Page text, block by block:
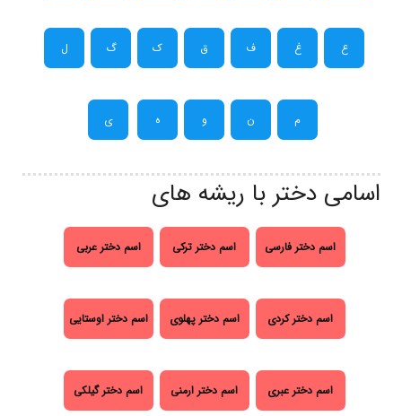
ع غ ف ق ک گ ل
م ن و ه ی
اسامی دختر با ریشه های
اسم دختر فارسی اسم دختر ترکی اسم دختر عربی
اسم دختر کردی اسم دختر پهلوی اسم دختر اوستایی
اسم دختر عبری اسم دختر ارمنی اسم دختر گیلکی